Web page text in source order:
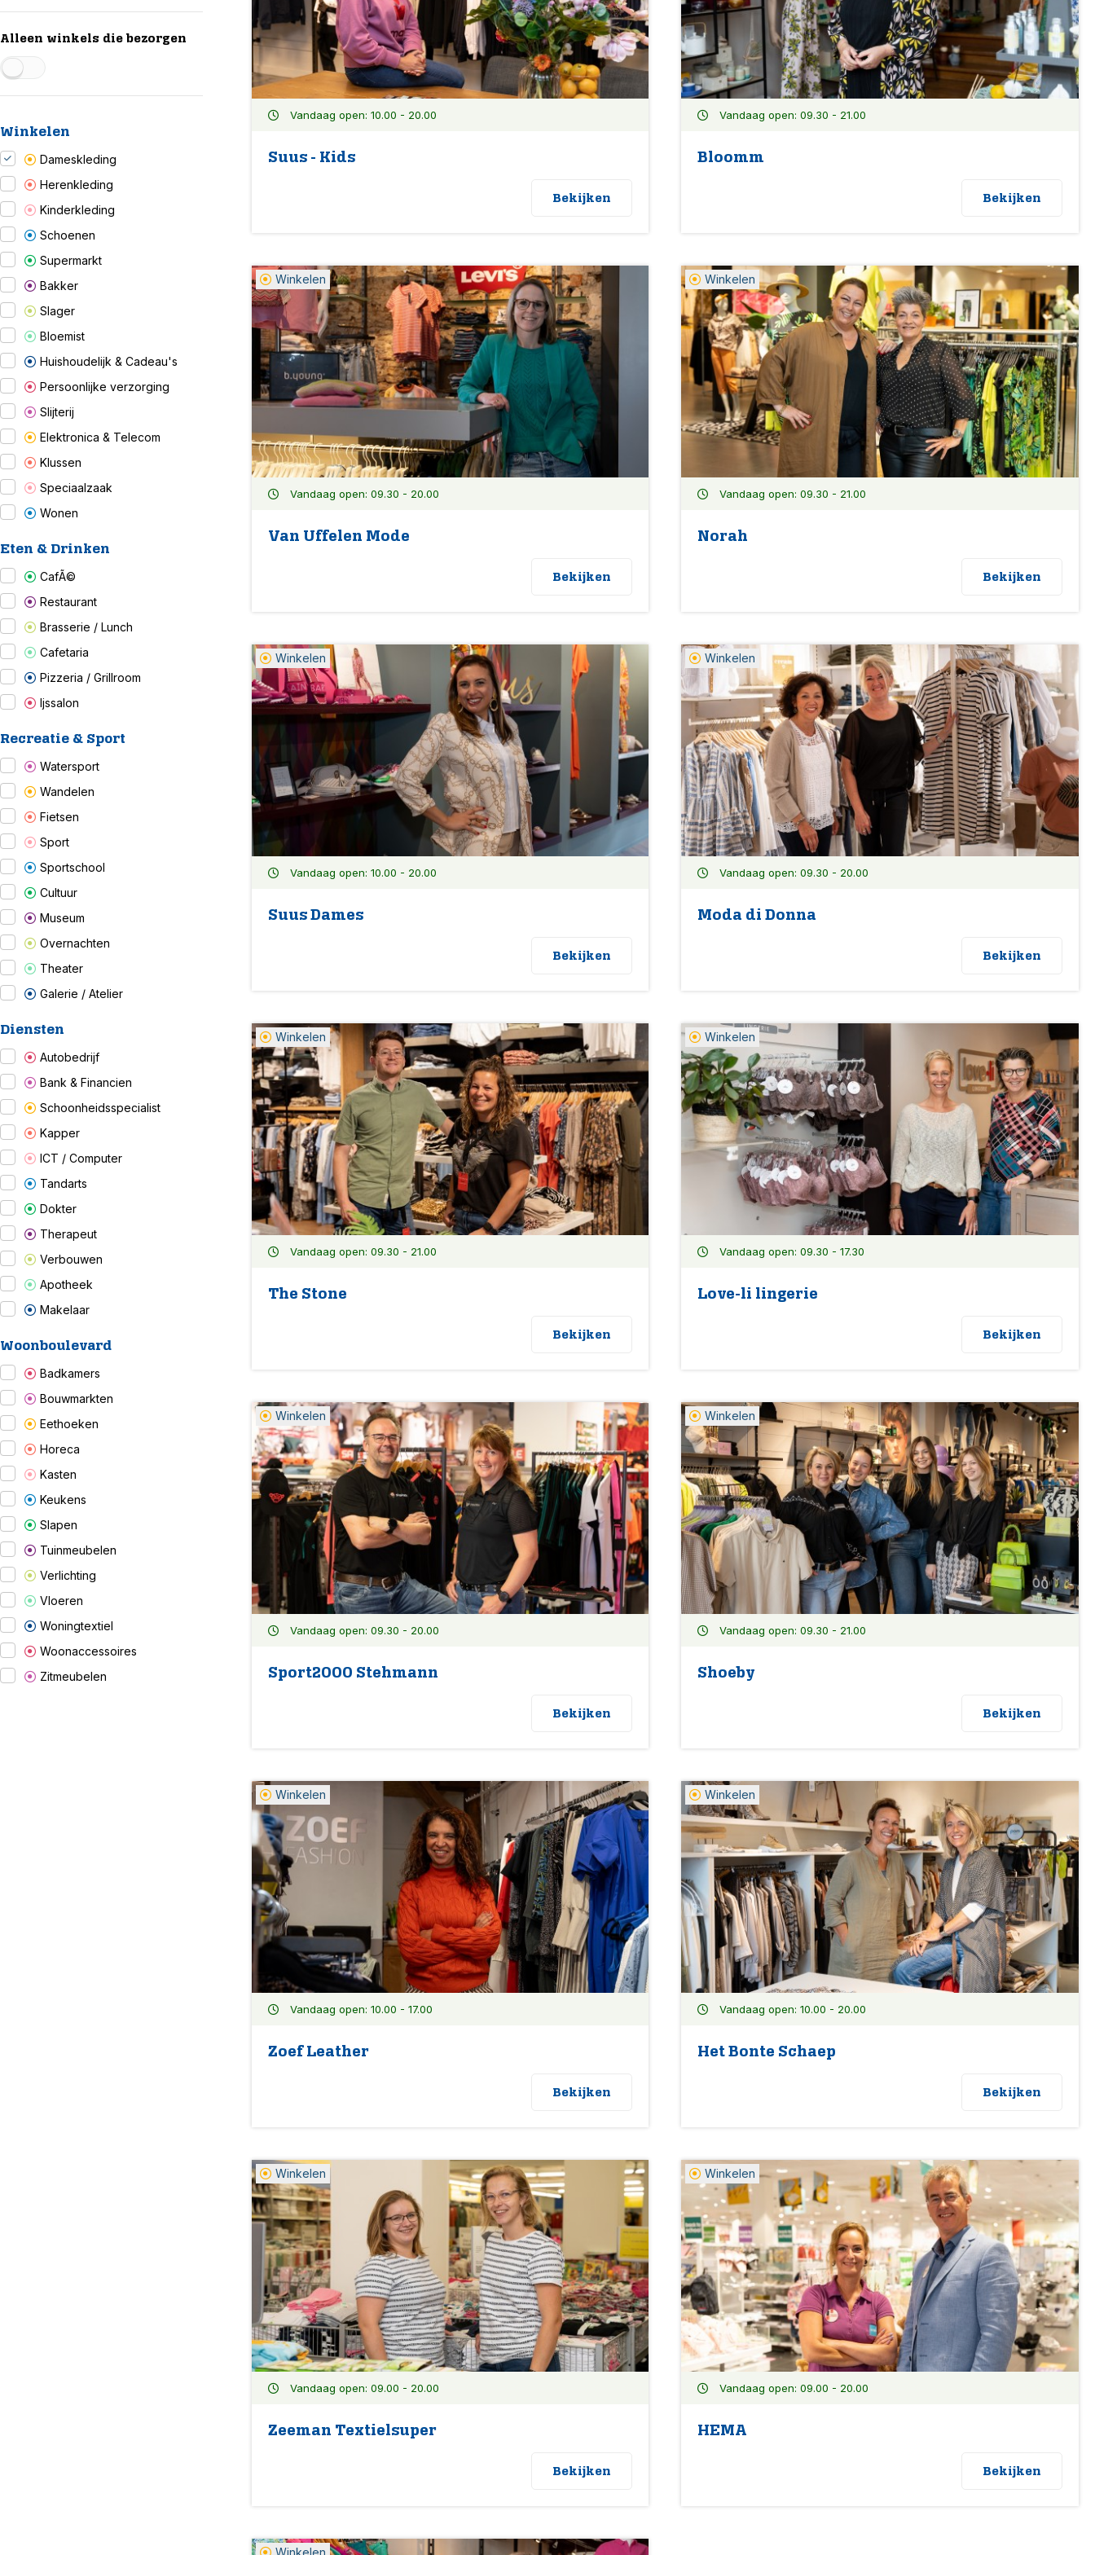
Alleen winkels die bezorgen
Winkelen
Dameskleding
Herenkleding
Kinderkleding
Schoenen
Supermarkt
Bakker
Slager
Bloemist
Huishoudelijk & Cadeau's
Persoonlijke verzorging
Slijterij
Elektronica & Telecom
Klussen
Speciaalzaak
Wonen
Eten & Drinken
CafÃ©
Restaurant
Brasserie / Lunch
Cafetaria
Pizzeria / Grillroom
Ijssalon
Recreatie & Sport
Watersport
Wandelen
Fietsen
Sport
Sportschool
Cultuur
Museum
Overnachten
Theater
Galerie / Atelier
Diensten
Autobedrijf
Bank & Financien
Schoonheidsspecialist
Kapper
ICT / Computer
Tandarts
Dokter
Therapeut
Verbouwen
Apotheek
Makelaar
Woonboulevard
Badkamers
Bouwmarkten
Eethoeken
Horeca
Kasten
Keukens
Slapen
Tuinmeubelen
Verlichting
Vloeren
Woningtextiel
Woonaccessoires
Zitmeubelen
Vandaag open: 10.00 - 20.00
Suus - Kids
Bekijken
Vandaag open: 09.30 - 21.00
Bloomm
Bekijken
Winkelen
Vandaag open: 09.30 - 20.00
Van Uffelen Mode
Bekijken
Winkelen
Vandaag open: 09.30 - 21.00
Norah
Bekijken
Winkelen
Vandaag open: 10.00 - 20.00
Suus Dames
Bekijken
Winkelen
Vandaag open: 09.30 - 20.00
Moda di Donna
Bekijken
Winkelen
Vandaag open: 09.30 - 21.00
The Stone
Bekijken
Winkelen
Vandaag open: 09.30 - 17.30
Love-li lingerie
Bekijken
Winkelen
Vandaag open: 09.30 - 20.00
Sport2000 Stehmann
Bekijken
Winkelen
Vandaag open: 09.30 - 21.00
Shoeby
Bekijken
Winkelen
Vandaag open: 10.00 - 17.00
Zoef Leather
Bekijken
Winkelen
Vandaag open: 10.00 - 20.00
Het Bonte Schaep
Bekijken
Winkelen
Vandaag open: 09.00 - 20.00
Zeeman Textielsuper
Bekijken
Winkelen
Vandaag open: 09.00 - 20.00
HEMA
Bekijken
Winkelen